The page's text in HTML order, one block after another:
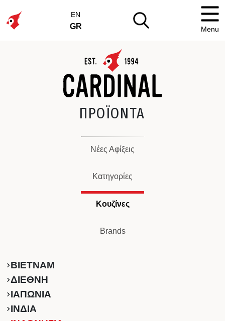
EN
GR Menu
ΠΡΟΪΟΝΤΑ
Νέες Αφίξεις
Κατηγορίες
Κουζίνες
Brands
ΒΙΕΤΝΑΜ
ΔΙΕΘΝΗ
ΙΑΠΩΝΙΑ
ΙΝΔΙΑ